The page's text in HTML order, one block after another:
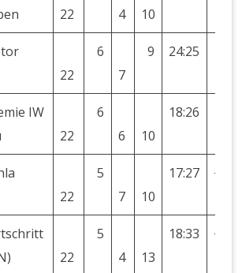
22
4
10
22
6
7
9 24:25
IW
22
6
6
10
18:26
22
5
7
10
17:27 −10
22
5
4
13
18:33 −15